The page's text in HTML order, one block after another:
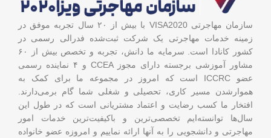
سازمان مهاجرتی VISA2020 با بیش از ۲۰ سال تجربه موفق در
زمینه خدمات مهاجرتی یک شرکت ثبت‌شده فدرالی رسمی در
کشور کانادا است. سرمایه ما دانش، تجربه و تخصص بیش از ۶۰
مشاور آموزشی برجسته دارای مجوز CCEA و ۴ نماینده رسمی
عضو ICCRC است که امروز در مجموعه ما برای کمک به
هموارشدن مسیر کاری، تحصیلی و شغلی شما گام برمی‌دارند.
افتخار ما کسب رضایت و اعتماد مشتریانی است که در طول این
سال‌ها توانسته‌ایم تخصصی‌ترین و باکیفیت‌ترین خدمات امور
مهاجرتی و دانشجویی را به آنها ارائه نماییم و امروزه عضو خانواده